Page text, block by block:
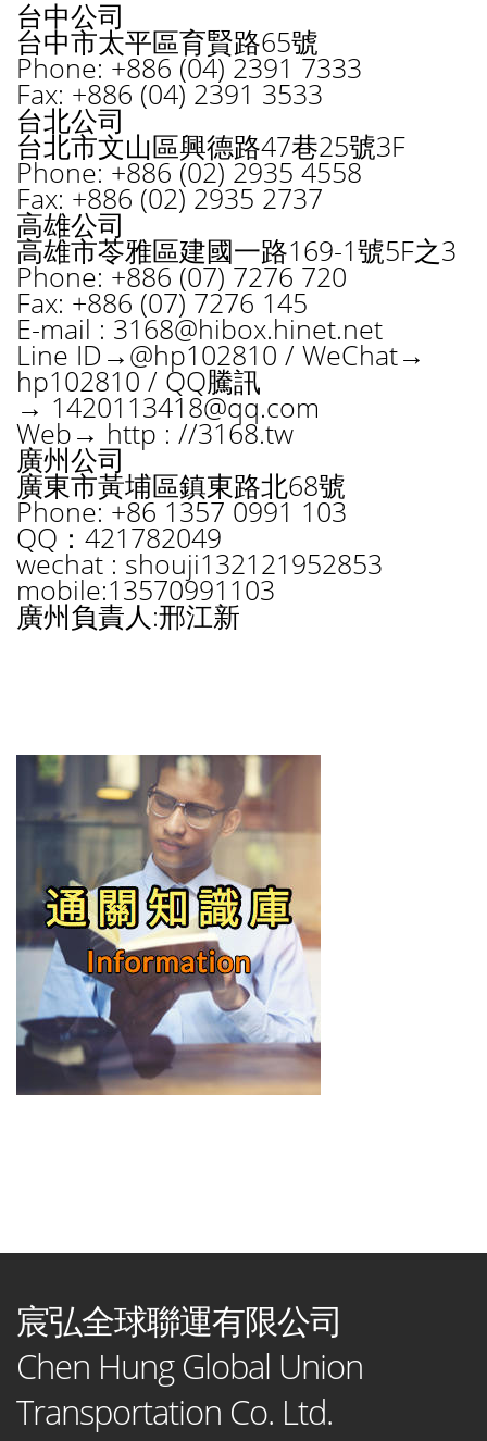
台中公司
台中市太平區育賢路65號
Phone: +886 (04) 2391 7333
Fax: +886 (04) 2391 3533
台北公司
台北市文山區興德路47巷25號3F
Phone: +886 (02) 2935 4558
Fax: +886 (02) 2935 2737
高雄公司
高雄市苓雅區建國一路169-1號5F之3
Phone: +886 (07) 7276 720
Fax: +886 (07) 7276 145
E-mail : 3168@hibox.hinet.net
Line ID→@hp102810 / WeChat→
hp102810 / QQ騰訊
→ 1420113418@qq.com
Web→ http : //3168.tw
廣州公司
廣東市黃埔區鎮東路北68號
Phone: +86 1357 0991 103
QQ：421782049
wechat : shouji132121952853
mobile:13570991103
廣州負責人:邢江新
宸弘全球聯運有限公司
Chen Hung Global Union
Transportation Co. Ltd.